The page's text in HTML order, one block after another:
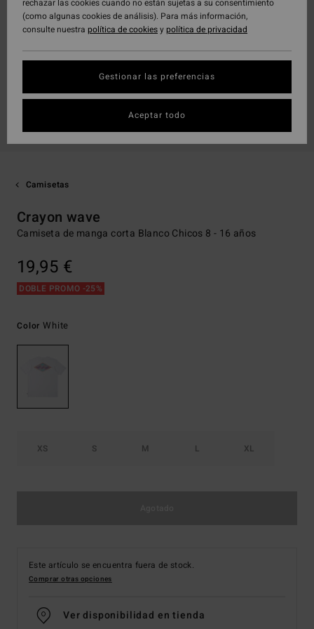
Camisetas
Crayon wave
Camiseta de manga corta Blanco Chicos 8 - 16 años
19,95 €
DOBLE PROMO -25%
ColorWhite
XS S M L XL
Este artículo se encuentra fuera de stock.
Comprar otras opciones
Ver disponibilidad en tienda
rechazar las cookies cuando no están sujetas a su consentimiento
(como algunas cookies de análisis). Para más información,
consulte nuestra política de cookiesypolítica de privacidad
Gestionar las preferencias
Aceptar todo